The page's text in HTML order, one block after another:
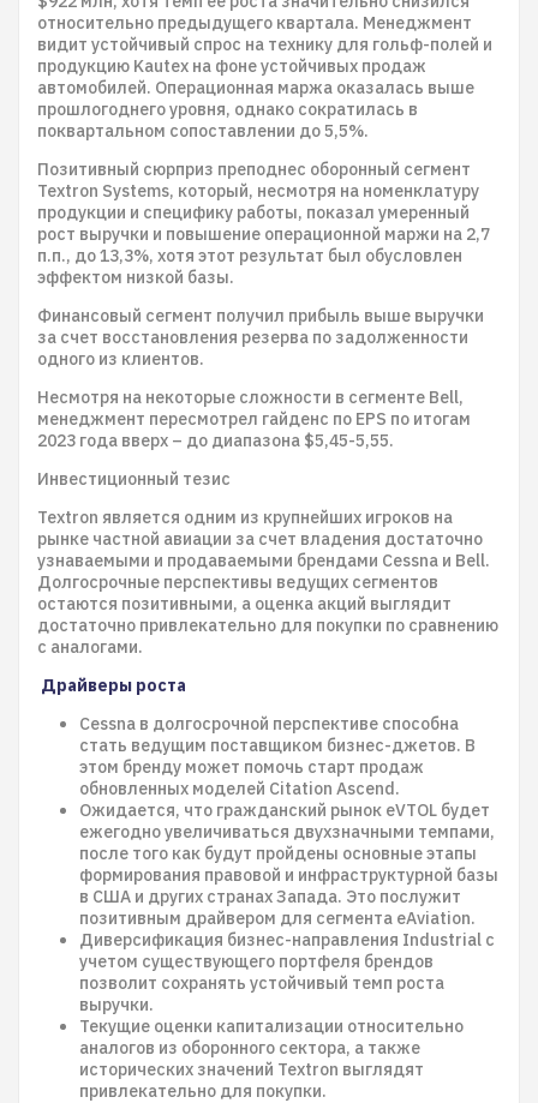
относительно предыдущего квартала. Менеджмент
видит устойчивый спрос на технику для гольф-полей и
продукцию Kautex на фоне устойчивых продаж
автомобилей. Операционная маржа оказалась выше
прошлогоднего уровня, однако сократилась в
поквартальном сопоставлении до 5,5%.
Позитивный сюрприз преподнес оборонный сегмент
Textron Systems, который, несмотря на номенклатуру
продукции и специфику работы, показал умеренный
рост выручки и повышение операционной маржи на 2,7
п.п., до 13,3%, хотя этот результат был обусловлен
эффектом низкой базы.
Финансовый сегмент получил прибыль выше выручки
за счет восстановления резерва по задолженности
одного из клиентов.
Несмотря на некоторые сложности в сегменте Bell,
менеджмент пересмотрел гайденс по EPS по итогам
2023 года вверх – до диапазона $5,45-5,55.
Инвестиционный тезис
Textron является одним из крупнейших игроков на
рынке частной авиации за счет владения достаточно
узнаваемыми и продаваемыми брендами Cessna и Bell.
Долгосрочные перспективы ведущих сегментов
остаются позитивными, а оценка акций выглядит
достаточно привлекательно для покупки по сравнению
с аналогами.
Драйверы роста
Cessna в долгосрочной перспективе способна
стать ведущим поставщиком бизнес-джетов. В
этом бренду может помочь старт продаж
обновленных моделей Citation Ascend.
Ожидается, что гражданский рынок eVTOL будет
ежегодно увеличиваться двухзначными темпами,
после того как будут пройдены основные этапы
формирования правовой и инфраструктурной базы
в США и других странах Запада. Это послужит
позитивным драйвером для сегмента eAviation.
Диверсификация бизнес-направления Industrial с
учетом существующего портфеля брендов
позволит сохранять устойчивый темп роста
выручки.
Текущие оценки капитализации относительно
аналогов из оборонного сектора, а также
исторических значений Textron выглядят
привлекательно для покупки.